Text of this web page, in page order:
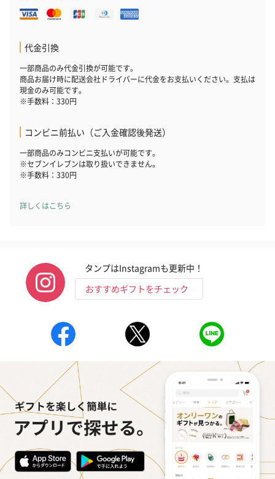
代金引換
一部商品のみ代金引換が可能です。
商品お届け時に配送会社ドライバーに代金をお支払いください。支払は
現金のみ可能です。
※手数料：330円
コンビニ前払い（ご入金確認後発送）
一部商品のみコンビニ支払いが可能です。
※セブンイレブンは取り扱いできません。
※手数料：330円
詳しくはこちら
タンプはInstagramも更新中！
おすすめギフトをチェック